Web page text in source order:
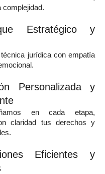
complejidad.
Estratégico y
jurídica con empatía
Personalizada y
en cada etapa,
claridad tus derechos y
Eficientes y